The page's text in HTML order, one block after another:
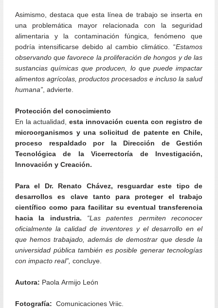
Asimismo, destaca que esta línea de trabajo se inserta en
una problemática mayor relacionada con la seguridad
alimentaria y la contaminación fúngica, fenómeno que
podría intensificarse debido al cambio climático. “Estamos
observando que favorece la proliferación de hongos y de las
sustancias químicas que producen, lo que puede impactar
alimentos agrícolas, productos procesados e incluso la salud
humana”, advierte.
Protección del conocimiento
En la actualidad,esta innovación cuenta con registro de
microorganismos y una solicitud de patente en Chile,
proceso respaldado por la Dirección de Gestión
Tecnológica de la Vicerrectoría de Investigación,
Innovación y Creación.
Para el Dr. Renato Chávez, resguardar este tipo de
desarrollos es clave tanto para proteger el trabajo
científico como para facilitar su eventual transferencia
hacia la industria. “Las patentes permiten reconocer
oficialmente la calidad de inventores y el desarrollo en el
que hemos trabajado, además de demostrar que desde la
universidad pública también es posible generar tecnologías
con impacto real”, concluye.
Autora: Paola Armijo León
Fotografía: Comunicaciones Vriic.